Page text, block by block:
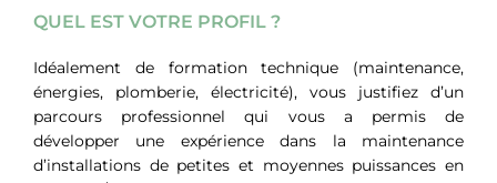
QUEL EST VOTRE PROFIL ?
Idéalement de formation technique (maintenance,
énergies, plomberie, électricité), vous justifiez d’un
parcours professionnel qui vous a permis de
développer une expérience dans la maintenance
d’installations de petites et moyennes puissances en